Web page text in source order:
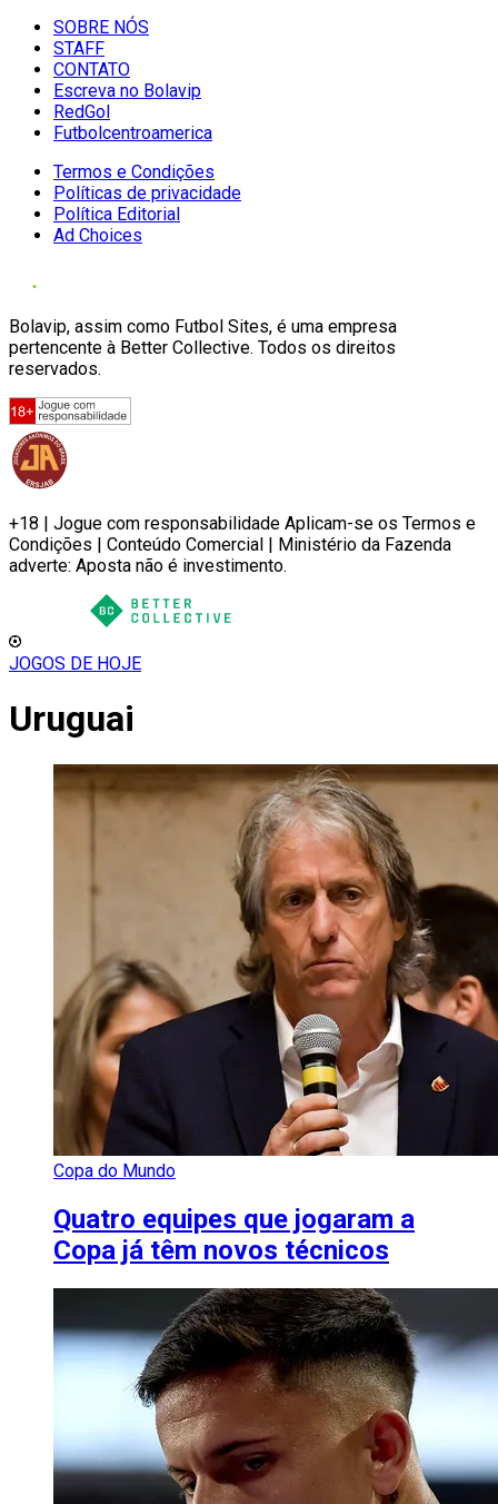
SOBRE NÓS
STAFF
CONTATO
Escreva no Bolavip
RedGol
Futbolcentroamerica
Termos e Condições
Políticas de privacidade
Política Editorial
Ad Choices
Bolavip, assim como Futbol Sites, é uma empresa
pertencente à Better Collective. Todos os direitos
reservados.
+18 | Jogue com responsabilidade Aplicam-se os Termos e
Condições | Conteúdo Comercial | Ministério da Fazenda
adverte: Aposta não é investimento.
JOGOS DE HOJE
Uruguai
Copa do Mundo
Quatro equipes que jogaram a
Copa já têm novos técnicos